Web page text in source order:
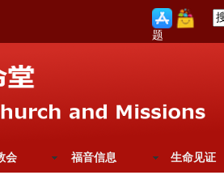
题
会 福音信息 生命见证